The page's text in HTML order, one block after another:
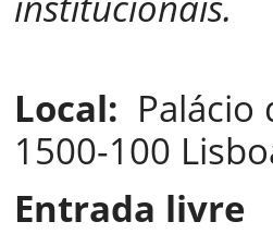
Local: Palácio
1500-100
Entrada livre